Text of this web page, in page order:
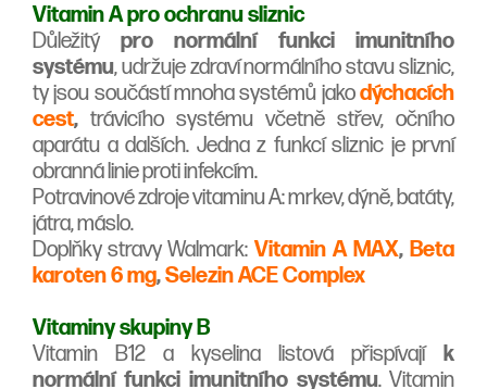
Vitamin A pro ochranu sliznic
Důležitý pro normální funkci imunitního
systému, udržuje zdraví normálního stavu sliznic,
ty jsou součástí mnoha systémů jakodýchacích
cest, trávicího systému včetně střev, očního
aparátu a dalších. Jedna z funkcí sliznic je první
obranná linie proti infekcím.
Potravinové zdroje vitaminu A: mrkev, dýně, batáty,
játra, máslo.
Doplňky stravy Walmark:Vitamin A MAX, Beta
karoten 6 mg,Selezin ACE Complex
Vitaminy skupiny B
Vitamin B12 a kyselina listová přispívajík
normální funkci imunitního systému. Vitamin